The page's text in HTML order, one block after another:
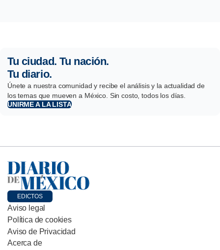
Tu ciudad. Tu nación.
Tu diario.
Únete a nuestra comunidad y recibe el análisis y la actualidad de
los temas que mueven a México. Sin costo, todos los días.
UNIRME A LA LISTA
EDICTOS
Aviso legal
Política de cookies
Aviso de Privacidad
Acerca de